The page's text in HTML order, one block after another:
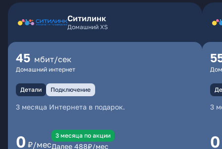
Ситилинк
Домашний XS
45 мбит/сек
Домашний интернет
Детали Подключение
3 месяца Интернета в подарок.
0 ₽/мес
3 месяцa по акции
Далее 488₽/мес
3
0